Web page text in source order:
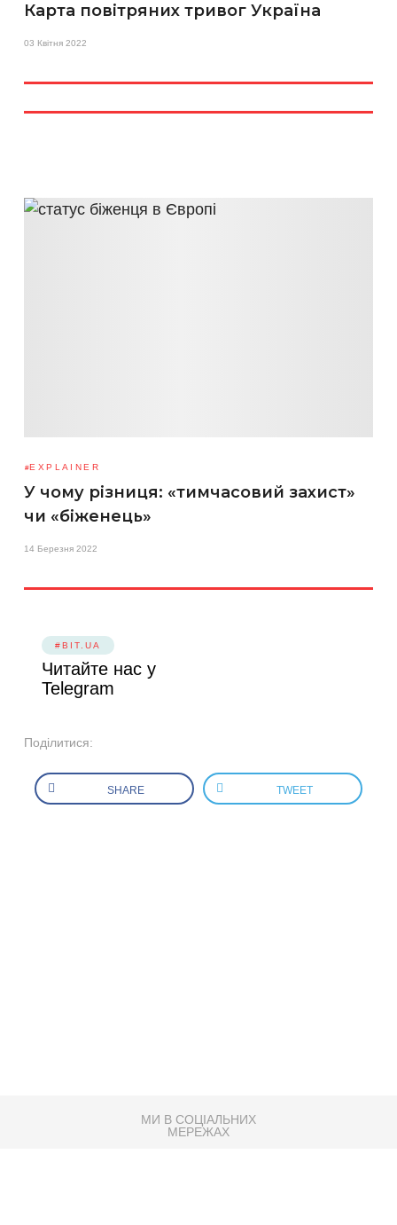
Карта повітряних тривог Україна
03 Квітня 2022
EXPLAINER
У чому різниця: «тимчасовий захист»
чи «біженець»
14 Березня 2022
#BIT.UA
Читайте нас у
Telegram
Поділитися:
SHARE TWEET
МИ В СОЦІАЛЬНИХ
МЕРЕЖАХ